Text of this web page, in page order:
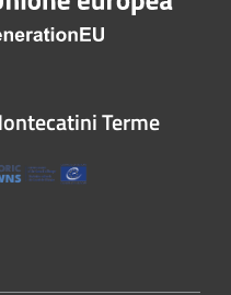
Terme